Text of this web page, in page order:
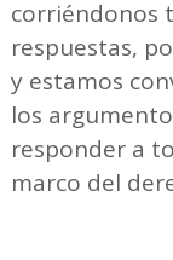
corriéndonos
respuestas,
y estamos
los
responder a
marco del